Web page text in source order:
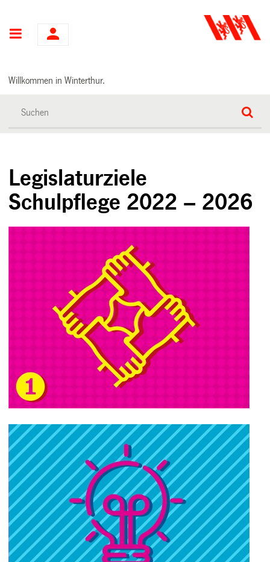
Hauptnavigation
Willkommen in Winterthur.
Legislaturziele
Schulpflege 2022 – 2026